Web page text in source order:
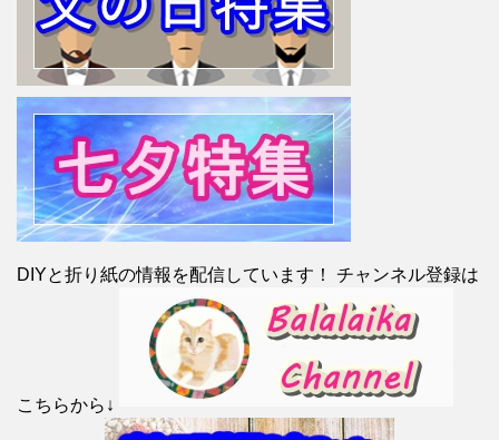
DIYと折り紙の情報を配信しています！ チャンネル登録は
こちらから↓